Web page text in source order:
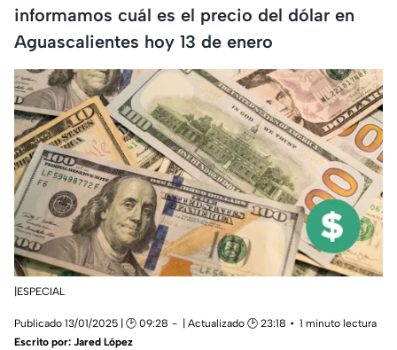
informamos cuál es el precio del dólar en
Aguascalientes hoy 13 de enero
|ESPECIAL
Publicado 13/01/2025 | 🕑 09:28 | Actualizado 🕑 23:18
1 minuto lectura
Escrito por: Jared López